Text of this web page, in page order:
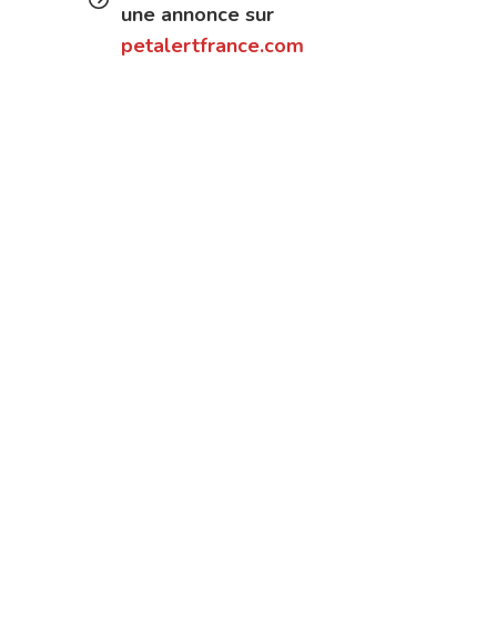
une annonce sur
petalertfrance.com